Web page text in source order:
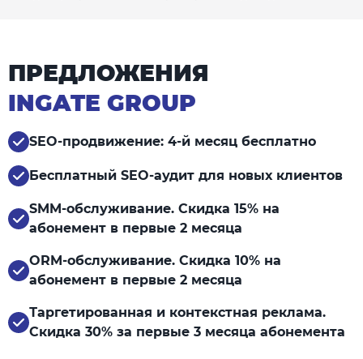
ПРЕДЛОЖЕНИЯ
INGATE GROUP
SEO-продвижение: 4-й месяц бесплатно
Бесплатный SEO-аудит для новых клиентов
SMM-обслуживание. Скидка 15% на
абонемент в первые 2 месяца
ORM-обслуживание. Скидка 10% на
абонемент в первые 2 месяца
Таргетированная и контекстная реклама.
Скидка 30% за первые 3 месяца абонемента